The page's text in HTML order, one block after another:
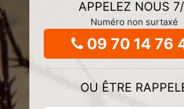
APPELEZ NOUS
Numéro non surtaxé
09 70 14 76
OU ÊTRE